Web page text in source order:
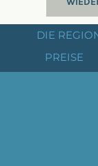
DIE
PREISE